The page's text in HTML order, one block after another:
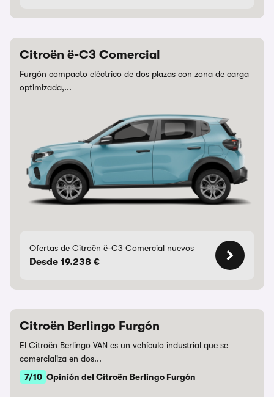
Citroën ë-C3 Comercial
Furgón compacto eléctrico de dos plazas con zona de carga
optimizada,...
Ofertas de Citroën ë-C3 Comercial nuevos
Desde 19.238 €
Citroën Berlingo Furgón
El Citroën Berlingo VAN es un vehículo industrial que se
comercializa en dos...
7/10 Opinión del Citroën Berlingo Furgón